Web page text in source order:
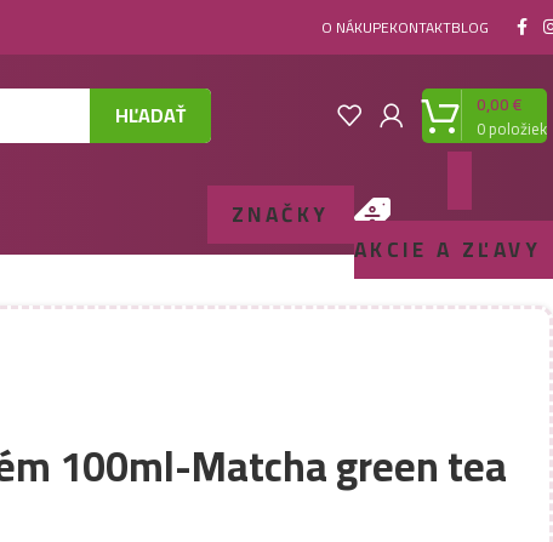
O NÁKUPEKONTAKTBLOG
HĽADAŤ 0položiek
0,00€
ZNAČKY
AKCIE A ZĽAVY
100ml-Matcha green tea